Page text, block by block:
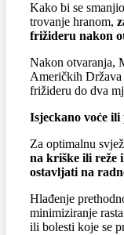
Kako bi se
trovanje hranom,
frižideru nakon
Nakon otvaranja,
Američkih
frižideru do dva
Isjeckano voće ili
Za optimalnu
na kriške ili reže
ostavljati na
Hlađenje
minimiziranje
ili bolesti koje se